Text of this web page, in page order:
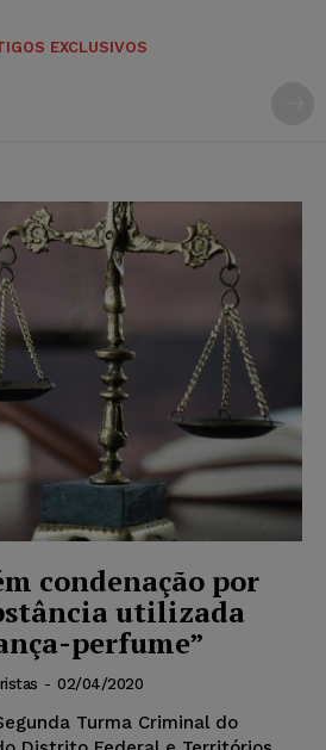
EXCLUSIVOS
condenação por
utilizada
perfume”
- 02/04/2020
Turma Criminal do